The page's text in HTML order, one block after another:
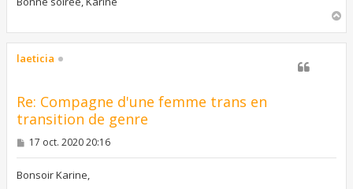
u
laeticia
Re: Compagne d'une femme trans en
transition de genre
M
s
17 oct. 2020 20:16
Bonsoir Karine,